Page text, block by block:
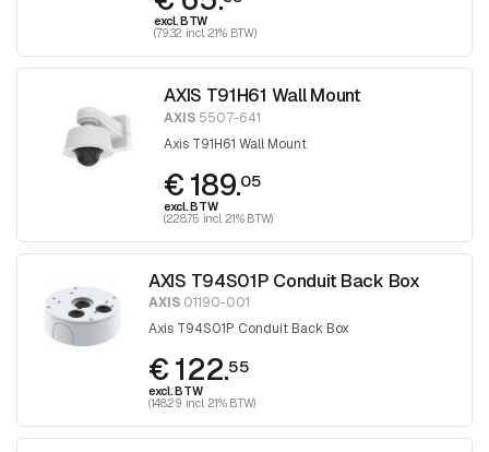
excl. BTW
(79.32 incl. 21% BTW)
AXIS T91H61 Wall Mount
AXIS 5507-641
Axis T91H61 Wall Mount
€ 189.05
excl. BTW
(228.75 incl. 21% BTW)
AXIS T94S01P Conduit Back Box
AXIS 01190-001
Axis T94S01P Conduit Back Box
€ 122.55
excl. BTW
(148.29 incl. 21% BTW)